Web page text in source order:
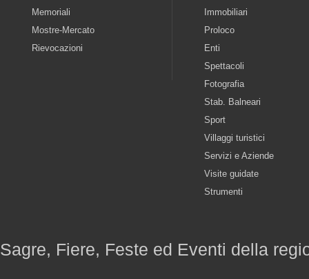
Memoriali
Mostre-Mercato
Rievocazioni
Immobiliari
Proloco
Enti
Spettacoli
Fotografia
Stab. Balneari
Sport
Villaggi turistici
Servizi e Aziende
Visite guidate
Strumenti
Sagre, Fiere, Feste ed Eventi della